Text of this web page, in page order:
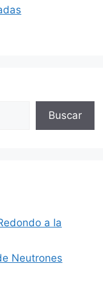
Buscar
a la
Neutrones